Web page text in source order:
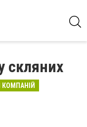
скляних